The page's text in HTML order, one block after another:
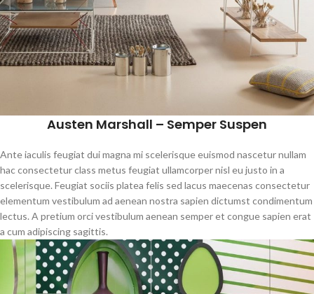
Austen Marshall – Semper Suspen
Ante iaculis feugiat dui magna mi scelerisque euismod nascetur nullam
hac consectetur class metus feugiat ullamcorper nisl eu justo in a
scelerisque. Feugiat sociis platea felis sed lacus maecenas consectetur
elementum vestibulum ad aenean nostra sapien dictumst condimentum
lectus. A pretium orci vestibulum aenean semper et congue sapien erat
a cum adipiscing sagittis.